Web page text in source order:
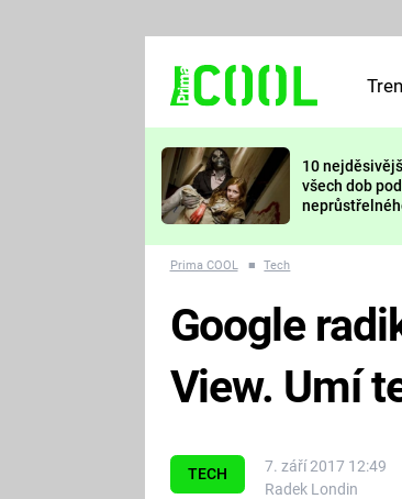
TŘESKU
FUTURAMA
10
všech dob
nejvíc
Prima COOL ■ Tech
TECH
7. září 2017 12:49
Radek Londin
Google
View. Umí